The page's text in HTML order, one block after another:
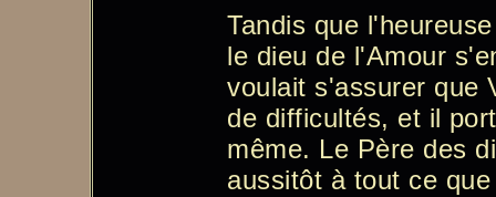
Tandis que
le dieu de l'Amour
voulait s'assurer que
de difficultés, et il
même. Le Père des
aussitôt à tout ce